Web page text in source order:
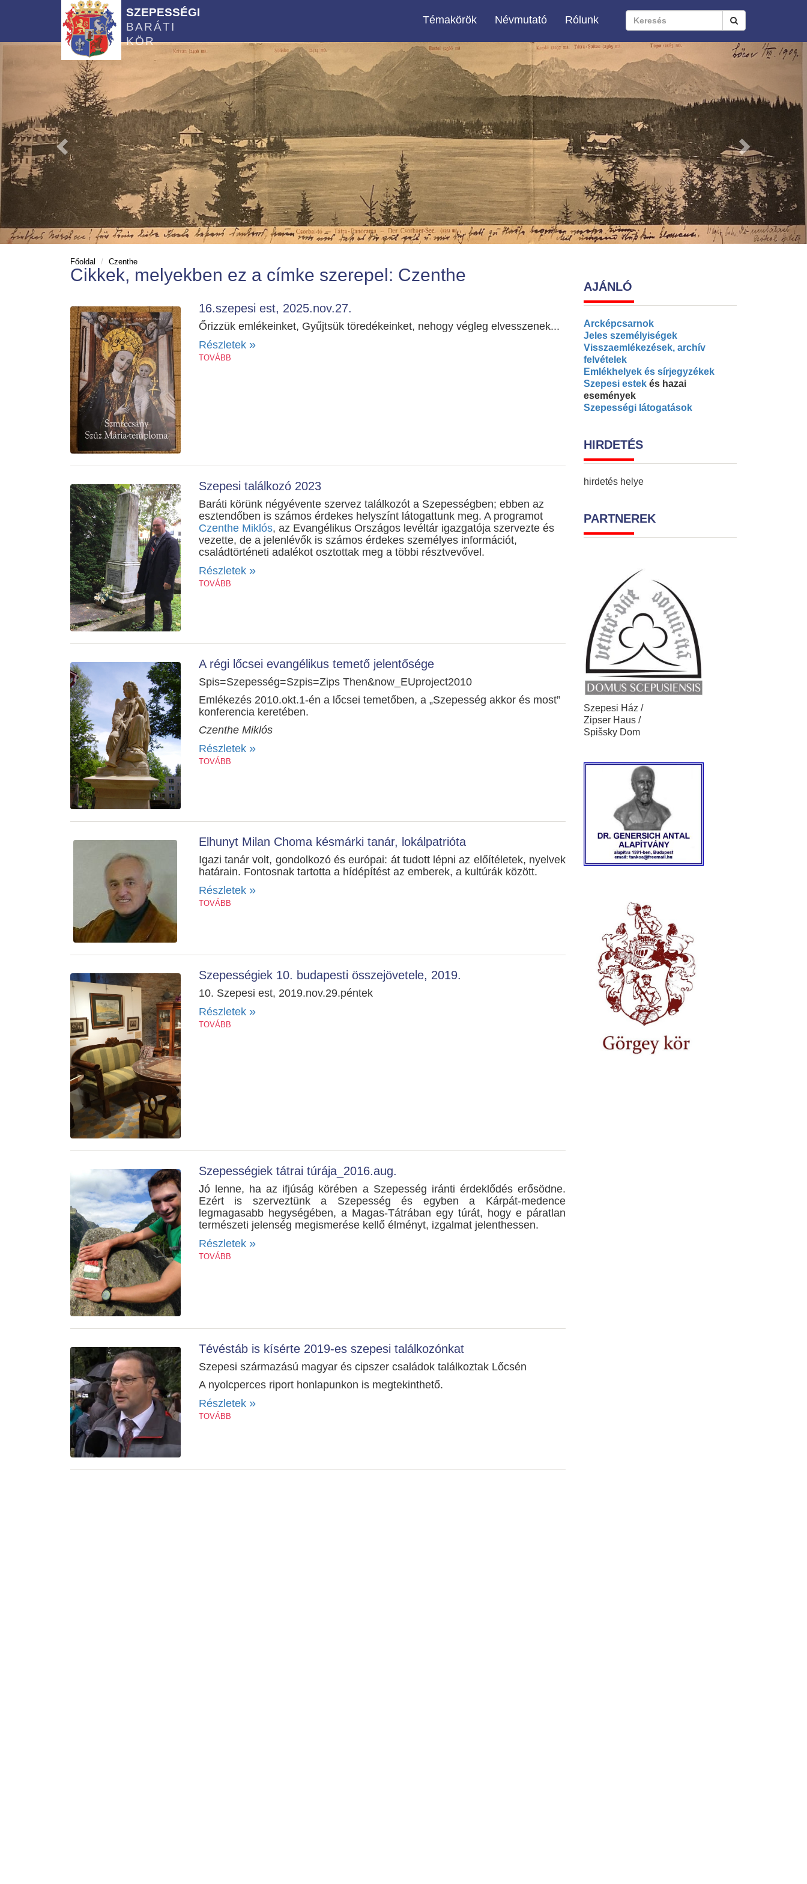
SZEPESSÉGI
BARÁTI
KÖR
Témakörök Névmutató Rólunk
Főoldal Czenthe
Cikkek, melyekben ez a címke szerepel: Czenthe
16.szepesi est, 2025.nov.27.
Őrizzük emlékeinket, Gyűjtsük töredékeinket, nehogy végleg elvesszenek...
Részletek »
TOVÁBB
Szepesi találkozó 2023
Baráti körünk négyévente szervez találkozót a Szepességben; ebben az
esztendőben is számos érdekes helyszínt látogattunk meg. A programot
Czenthe Miklós, az Evangélikus Országos levéltár igazgatója szervezte és
vezette, de a jelenlévők is számos érdekes személyes információt,
családtörténeti adalékot osztottak meg a többi résztvevővel.
Részletek »
TOVÁBB
A régi lőcsei evangélikus temető jelentősége
Spis=Szepesség=Szpis=Zips Then&now_EUproject2010
Emlékezés 2010.okt.1-én a lőcsei temetőben, a „Szepesség akkor és most”
konferencia keretében.
Czenthe Miklós
Részletek »
TOVÁBB
Elhunyt Milan Choma késmárki tanár, lokálpatrióta
Igazi tanár volt, gondolkozó és európai: át tudott lépni az előítéletek, nyelvek
határain. Fontosnak tartotta a hídépítést az emberek, a kultúrák között.
Részletek »
TOVÁBB
Szepességiek 10. budapesti összejövetele, 2019.
10. Szepesi est, 2019.nov.29.péntek
Részletek »
TOVÁBB
Szepességiek tátrai túrája_2016.aug.
Jó lenne, ha az ifjúság körében a Szepesség iránti érdeklődés erősödne.
Ezért is szerveztünk a Szepesség és egyben a Kárpát-medence
legmagasabb hegységében, a Magas-Tátrában egy túrát, hogy e páratlan
természeti jelenség megismerése kellő élményt, izgalmat jelenthessen.
Részletek »
TOVÁBB
Tévéstáb is kísérte 2019-es szepesi találkozónkat
Szepesi származású magyar és cipszer családok találkoztak Lőcsén
A nyolcperces riport honlapunkon is megtekinthető.
Részletek »
TOVÁBB
AJÁNLÓ
Arcképcsarnok
Jeles személyiségek
Visszaemlékezések, archív
felvételek
Emlékhelyek és sírjegyzékek
Szepesi estek és hazai
események
Szepességi látogatások
HIRDETÉS
hirdetés helye
PARTNEREK
Szepesi Ház /
Zipser Haus /
Spišsky Dom